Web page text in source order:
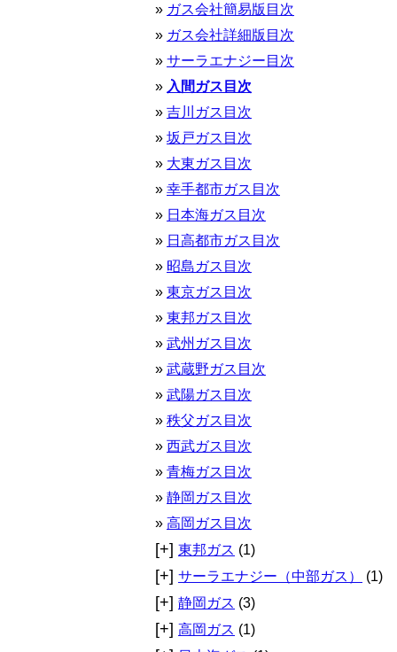
ガス会社簡易版目次
ガス会社詳細版目次
サーラエナジー目次
入間ガス目次
吉川ガス目次
坂戸ガス目次
大東ガス目次
幸手都市ガス目次
日本海ガス目次
日高都市ガス目次
昭島ガス目次
東京ガス目次
東邦ガス目次
武州ガス目次
武蔵野ガス目次
武陽ガス目次
秩父ガス目次
西武ガス目次
青梅ガス目次
静岡ガス目次
高岡ガス目次
[+] 東邦ガス (1)
[+] サーラエナジー（中部ガス） (1)
[+] 静岡ガス (3)
[+] 高岡ガス (1)